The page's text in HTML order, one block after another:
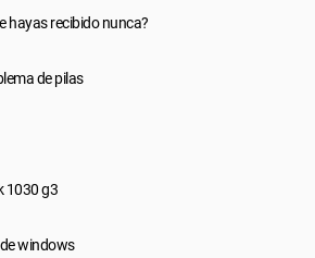
hayas recibido nunca?
de pilas
1030 g3
windows